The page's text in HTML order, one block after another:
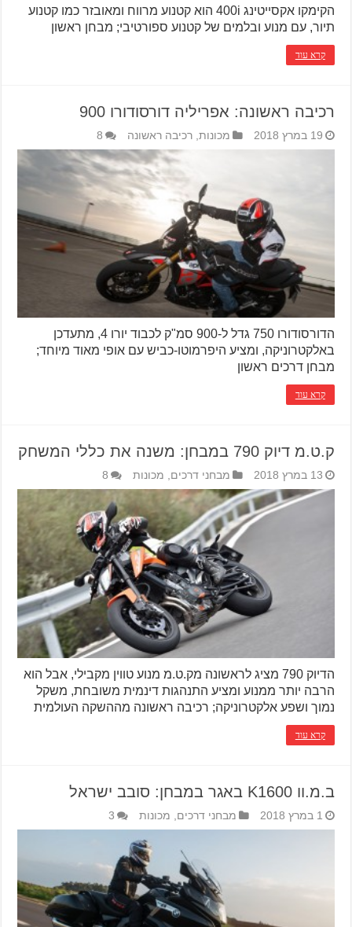
הקימקו אקסייטינג 400i הוא קטנוע מרווח ומאובזר כמו קטנוע
תיור, עם מנוע ובלמים של קטנוע ספורטיבי; מבחן ראשון
קרא עוד
רכיבה ראשונה: אפריליה דורסודורו 900
19 במרץ 2018 מכונות ,רכיבה ראשונה 8
הדורסודורו 750 גדל ל-900 סמ"ק לכבוד יורו 4, מתעדכן
באלקטרוניקה, ומציע היפרמוטו-כביש עם אופי מאוד מיוחד;
מבחן דרכים ראשון
קרא עוד
ק.ט.מ דיוק 790 במבחן: משנה את כללי המשחק
13 במרץ 2018 מבחני דרכים, מכונות 8
הדיוק 790 מציג לראשונה מק.ט.מ מנוע טווין מקבילי, אבל הוא
הרבה יותר ממנוע ומציע התנהגות דינמית משובחת, משקל
נמוך ושפע אלקטרוניקה; רכיבה ראשונה מההשקה העולמית
קרא עוד
ב.מ.וו K1600 באגר במבחן: סובב ישראל
1 במרץ 2018 מבחני דרכים, מכונות 3